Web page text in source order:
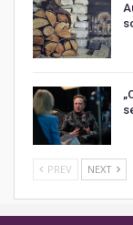
PREV NEXT